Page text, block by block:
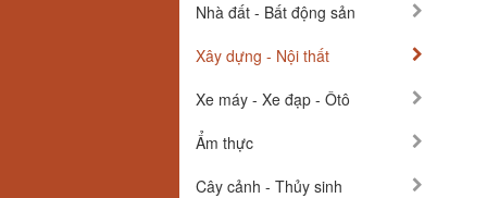
Nhà đất - Bất động sản
Xây dựng - Nội thất
Xe máy - Xe đạp - Ôtô
Ẩm thực
Cây cảnh - Thủy sinh